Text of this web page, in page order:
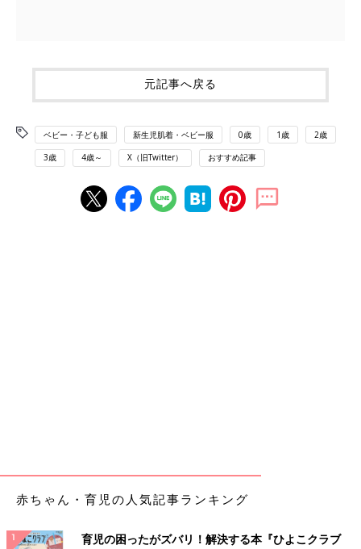
元記事へ戻る
ベビー・子ども服 新生児肌着・ベビー服 0歳 1歳 2歳
3歳 4歳～ X（旧Twitter） おすすめ記事
赤ちゃん・育児の人気記事ランキング
育児の困ったがズバリ！解決する本『ひよこクラブ